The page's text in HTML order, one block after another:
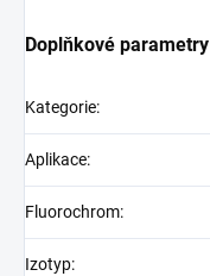
Doplňkové parametry
Kategorie:
Aplikace:
Fluorochrom:
Izotyp: